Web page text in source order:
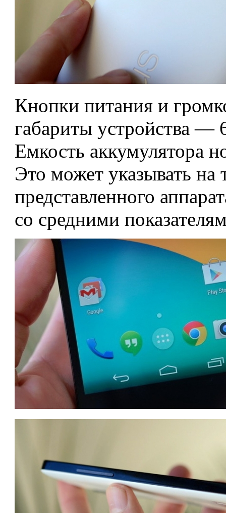
Кнопки питания и
габариты устройства
Емкость аккумулятора
Это может указывать на
представленного
со средними